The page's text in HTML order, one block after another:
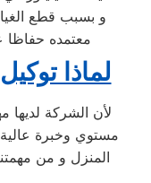
و بسبب قطع
معتمده حفاظا
لماذا
مستوي وخبرة
المنزل و من